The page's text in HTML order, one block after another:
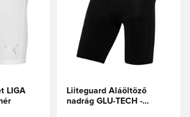
LIGA
Liiteguard Aláöltöző
nadrág GLU-TECH -